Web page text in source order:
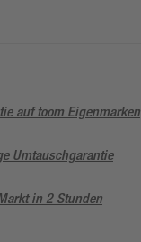
auf toom Eigenmarken
Umtauschgarantie
in 2 Stunden